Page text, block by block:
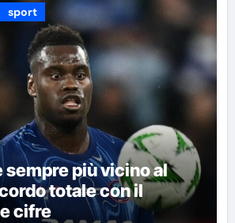
sport
sempre più vicino al
totale con il
cifre